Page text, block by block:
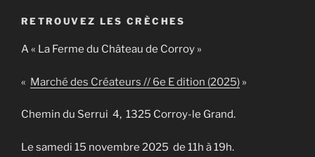
RETROUVEZ LES CRÈCHES
A « La Ferme du Château de Corroy »
« Marché des Créateurs // 6e E dition (2025) »
Chemin du Serrui 4, 1325 Corroy-le Grand.
Le samedi 15 novembre 2025 de 11h à 19h.